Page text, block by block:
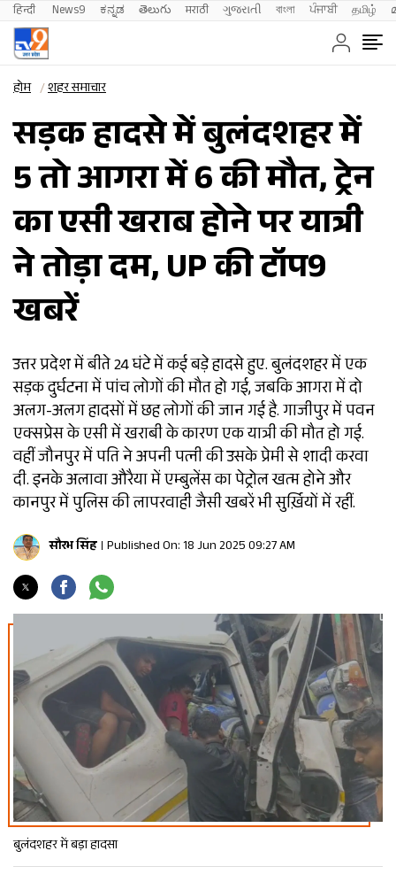
हिन्दी News9 ಕನ್ನಡ తెలుగు मराठी ગુજરાતી বাংলা ਪੰਜਾਬੀ தமிழ்
होम शहर समाचार
सड़क हादसे में बुलंदशहर में
5 तो आगरा में 6 की मौत, ट्रेन
का एसी खराब होने पर यात्री
ने तोड़ा दम, UP की टॉप9
खबरें
उत्तर प्रदेश में बीते 24 घंटे में कई बड़े हादसे हुए. बुलंदशहर में एक
सड़क दुर्घटना में पांच लोगों की मौत हो गई, जबकि आगरा में दो
अलग-अलग हादसों में छह लोगों की जान गई है. गाजीपुर में पवन
एक्सप्रेस के एसी में खराबी के कारण एक यात्री की मौत हो गई.
वहीं जौनपुर में पति ने अपनी पत्नी की उसके प्रेमी से शादी करवा
दी. इनके अलावा औरैया में एम्बुलेंस का पेट्रोल खत्म होने और
कानपुर में पुलिस की लापरवाही जैसी खबरें भी सुर्ख़ियों में रहीं.
सौरभ सिंह Published On: 18 Jun 2025 09:27 AM
बुलंदशहर में बड़ा हादसा